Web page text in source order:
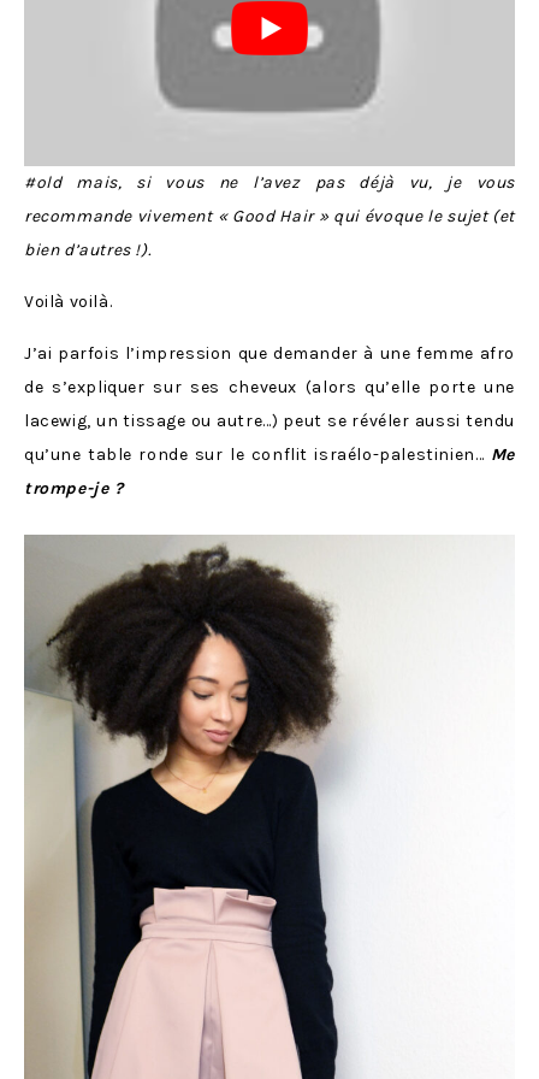
#old mais, si vous ne l’avez pas déjà vu, je vous
recommande vivement « Good Hair » qui évoque le sujet (et
bien d’autres !).
Voilà voilà.
J’ai parfois l’impression que demander à une femme afro
de s’expliquer sur ses cheveux (alors qu’elle porte une
lacewig, un tissage ou autre…) peut se révéler aussi tendu
qu’une table ronde sur le conflit israélo-palestinien… Me
trompe-je ?